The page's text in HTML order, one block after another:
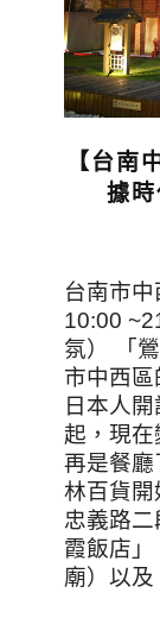
【台南
據
台南市
10:00
氛） 「
市中西
日本人
起，現在
再是餐廳
林百貨開
忠義路
霞飯店
廟）以